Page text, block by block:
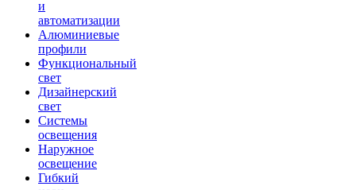
и
автоматизации
Алюминиевые
профили
Функциональный
свет
Дизайнерский
свет
Системы
освещения
Наружное
освещение
Гибкий